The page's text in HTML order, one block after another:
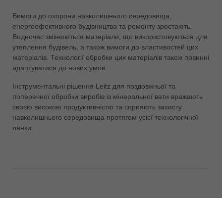
Việt Nam
tiếng việt
中国
ประเทศไทย
ไทย
Україна
yкраїнська
Вимоги до охорони навколишнього середовища,
енергоефективного будівництва та ремонту зростають.
Водночас змінюються матеріали, що використовуються для
утеплення будівель, а також вимоги до властивостей цих
матеріалів. Технології обробки цих матеріалів також повинні
адаптуватися до нових умов.
Інструментальні рішення Leitz для поздовжньої та
поперечної обробки виробів із мінеральної вати вражають
своєю високою продуктивністю та сприяють захисту
навколишнього середовища протягом усієї технологічної
ланки.